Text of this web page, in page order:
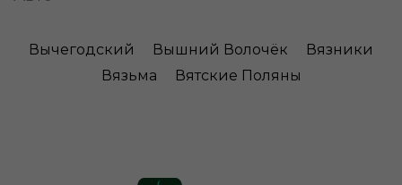
Вычегодский Вышний Волочёк
Вязники
Вязьма
Вятские Поляны